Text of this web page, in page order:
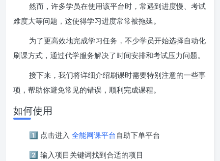
然而，许多学员在使用该平台时，常遇到进度慢、考试
难度大等问题，这使得学习进度常常被拖延。
为了更高效地完成学习任务，不少学员开始选择自动化
刷课方式，通过代学服务解决了时间安排和考试压力问题。
接下来，我们将详细介绍刷课时需要特别注意的一些事
项，帮助你避免常见的错误，顺利完成课程。
如何使用
1️⃣ 点击进入 全能网课平台自助下单平台
2️⃣ 输入项目关键词找到合适的项目